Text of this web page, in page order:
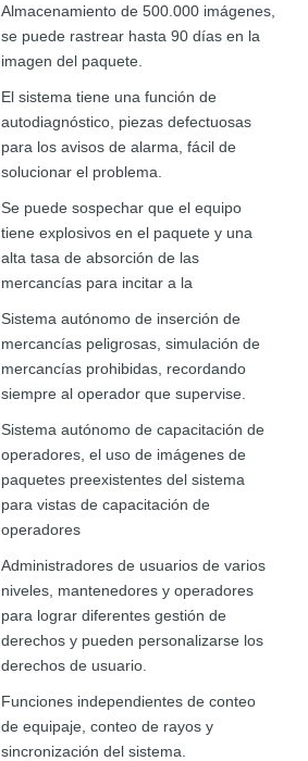
Almacenamiento de 500.000 imágenes,
se puede rastrear hasta 90 días en la
imagen del paquete.
El sistema tiene una función de
autodiagnóstico, piezas defectuosas
para los avisos de alarma, fácil de
solucionar el problema.
Se puede sospechar que el equipo
tiene explosivos en el paquete y una
alta tasa de absorción de las
mercancías para incitar a la
Sistema autónomo de inserción de
mercancías peligrosas, simulación de
mercancías prohibidas, recordando
siempre al operador que supervise.
Sistema autónomo de capacitación de
operadores, el uso de imágenes de
paquetes preexistentes del sistema
para vistas de capacitación de
operadores
Administradores de usuarios de varios
niveles, mantenedores y operadores
para lograr diferentes gestión de
derechos y pueden personalizarse los
derechos de usuario.
Funciones independientes de conteo
de equipaje, conteo de rayos y
sincronización del sistema.